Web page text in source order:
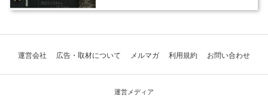
運営会社 広告・取材について メルマガ 利用規約 お問い合わせ
運営メディア